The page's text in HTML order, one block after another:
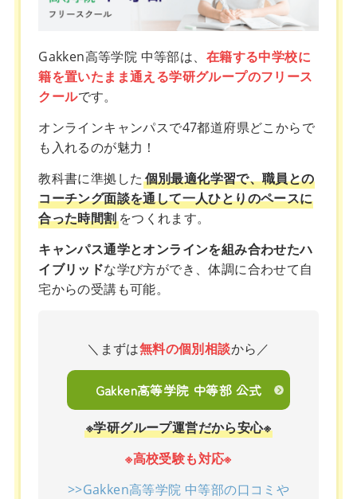
Gakken高等学院 中等部は、 在籍する中学校に
籍を置いたまま通える学研グループのフリース
クールです。
オンラインキャンパスで47都道府県どこからで
も入れるのが魅力！
教科書に準拠した 個別最適化学習で、職員との
コーチング面談を通して一人ひとりのペースに
合った時間割をつくれます。
キャンパス通学とオンラインを組み合わせたハ
イブリッドな学び方ができ、体調に合わせて自
宅からの受講も可能。
＼まずは無料の個別相談から／
Gakken高等学院 中等部 公式
※学研グループ運営だから安心※
※高校受験も対応※
>>Gakken高等学院 中等部の口コミや